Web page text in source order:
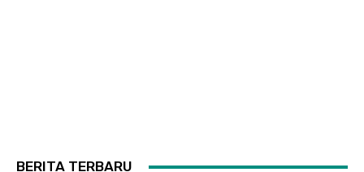
BERITA TERBARU